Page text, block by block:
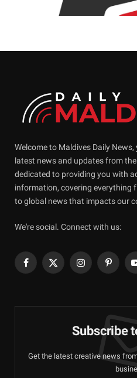
Welcome to Maldives Daily
latest news and updates from
dedicated to providing you with
information, covering everything
to global news that impacts our
We're social. Connect with us:
Facebook
X
Instagram
Subscribe
Get the latest creative news